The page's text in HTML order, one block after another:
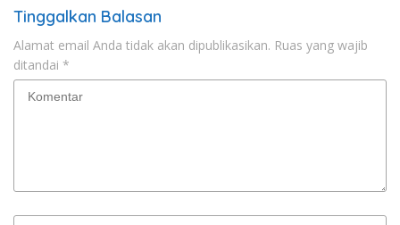
Tinggalkan Balasan
Alamat email Anda tidak akan dipublikasikan. Ruas yang wajib
ditandai *